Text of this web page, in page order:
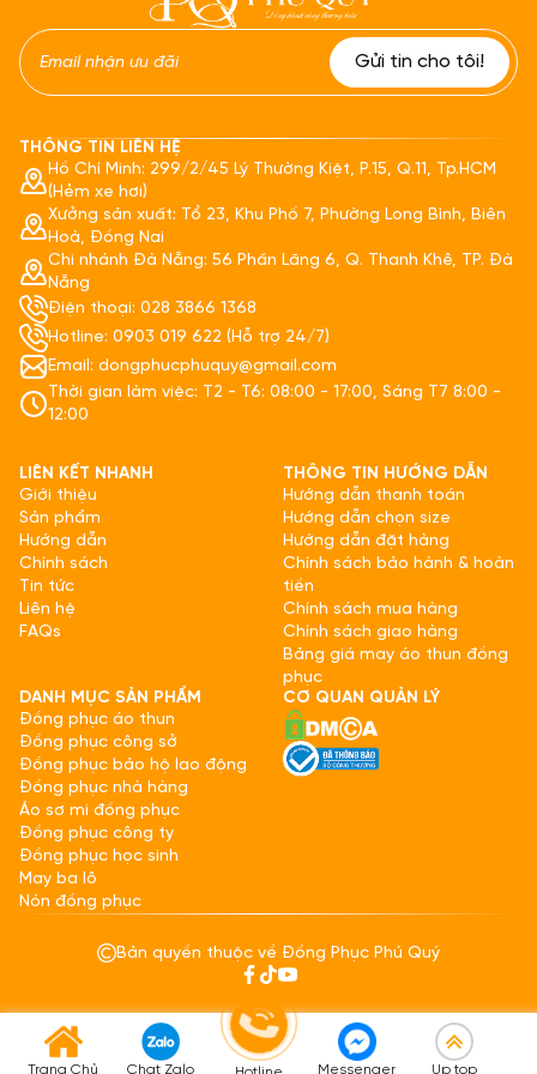
THÔNG TIN LIÊN HỆ
Hồ Chí Minh: 299/2/45 Lý Thường Kiệt, P.15, Q.11, Tp.HCM
(Hẻm xe hơi)
Xưởng sản xuất: Tổ 23, Khu Phố 7, Phường Long Bình, Biên
Hoà, Đồng Nai
Chi nhánh Đà Nẵng: 56 Phần Lăng 6, Q. Thanh Khê, TP. Đà
Nẵng
Điện thoại: 028 3866 1368
Hotline: 0903 019 622 (Hỗ trợ 24/7)
Email: dongphucphuquy@gmail.com
Thời gian làm việc: T2 - T6: 08:00 - 17:00, Sáng T7 8:00 -
12:00
LIÊN KẾT NHANH
Giới thiệu
Sản phẩm
Hướng dẫn
Chính sách
Tin tức
Liên hệ
FAQs
THÔNG TIN HƯỚNG DẪN
Hướng dẫn thanh toán
Hướng dẫn chọn size
Hướng dẫn đặt hàng
Chính sách bảo hành & hoàn
tiền
Chính sách mua hàng
Chính sách giao hàng
Bảng giá may áo thun đồng
phục
DANH MỤC SẢN PHẨM
Đồng phục áo thun
Đồng phục công sở
Đồng phục bảo hộ lao động
Đồng phục nhà hàng
Áo sơ mi đồng phục
Đồng phục công ty
Đồng phục học sinh
May ba lô
Nón đồng phục
CƠ QUAN QUẢN LÝ
Bản quyền thuộc về Đồng Phục Phú Quý
Trang Chủ Chat Zalo Messenger Up top